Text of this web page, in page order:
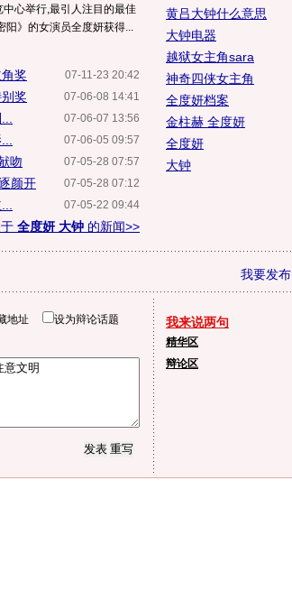
心举行,最引人注目的最佳
阳》的女演员全度妍获得...
07-11-23 20:42
奖
07-06-08 14:41
奖
07-06-07 13:56
07-06-05 09:57
07-05-28 07:57
吻
07-05-28 07:12
颜开
07-05-22 09:44
全度妍 大钟 的新闻>>
黄吕大钟什么意思
大钟电器
越狱女主角sara
神奇四侠女主角
全度妍档案
金柱赫 全度妍
全度妍
大钟
我要发布
地址 设为辩论话题 我来说两句
精华区
辩论区